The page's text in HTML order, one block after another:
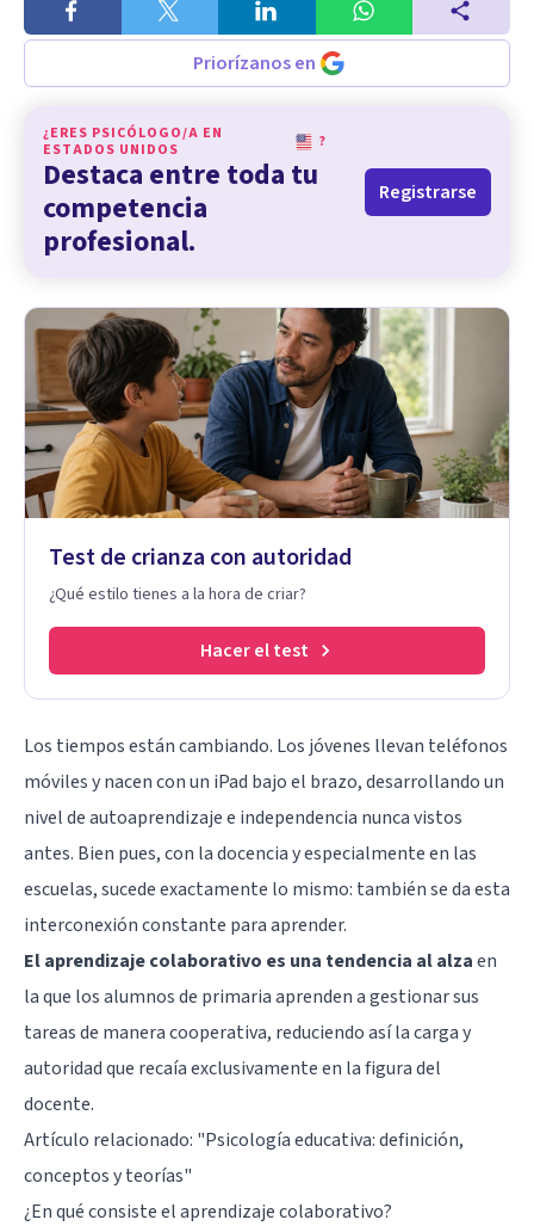
Priorízanos en
¿ERES PSICÓLOGO/A EN
ESTADOS UNIDOS
?
Destaca entre toda tu
competencia
profesional.
Registrarse
Test de crianza con autoridad
¿Qué estilo tienes a la hora de criar?
Hacer el test
Los tiempos están cambiando. Los jóvenes llevan teléfonos
móviles y nacen con un iPad bajo el brazo, desarrollando un
nivel de autoaprendizaje e independencia nunca vistos
antes. Bien pues, con la docencia y especialmente en las
escuelas, sucede exactamente lo mismo: también se da esta
interconexión constante para aprender.
El aprendizaje colaborativo es una tendencia al alzaen
la que los alumnos de primaria aprenden a gestionar sus
tareas de manera cooperativa, reduciendo así la carga y
autoridad que recaía exclusivamente en la figura del
docente.
Artículo relacionado: "Psicología educativa: definición,
conceptos y teorías"
¿En qué consiste el aprendizaje colaborativo?